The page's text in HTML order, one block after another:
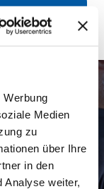
Medien
zu
über Ihre
in den
Analyse weiter,